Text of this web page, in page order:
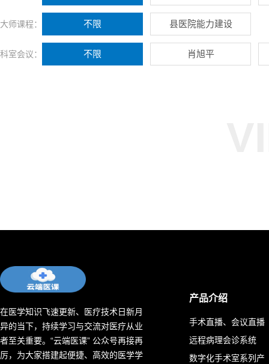
大师课程： 不限 县医院能力建设
科室会议： 不限 肖旭平
在医学知识飞速更新、医疗技术日新月
异的当下，持续学习与交流对医疗从业
者至关重要。“云端医课” 公众号再接再
厉，为大家搭建起便捷、高效的医学学
产品介绍
手术直播、会议直播
远程病理会诊系统
数字化手术室系列产